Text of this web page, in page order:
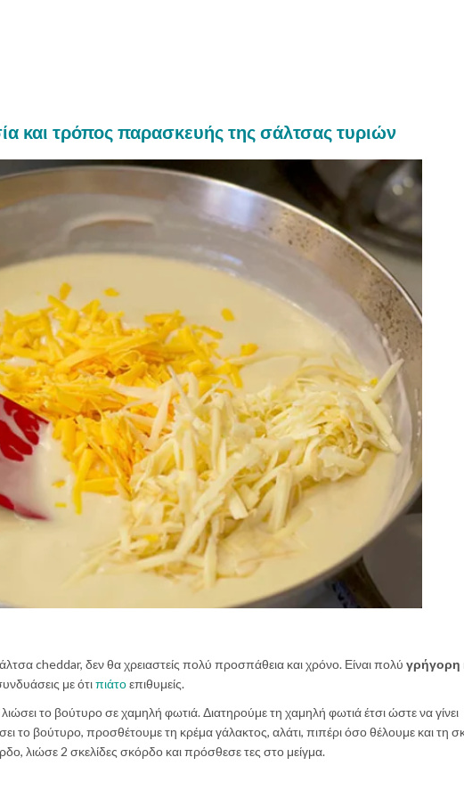
και τρόπος παρασκευής της σάλτσας τυριών
cheddar, δεν θα χρειαστείς πολύ προσπάθεια και χρόνο. Είναι πολύ γρήγορη
με ότιπιάτοεπιθυμείς.
το βούτυρο σε χαμηλή φωτιά. Διατηρούμε τη χαμηλή φωτιά έτσι ώστε να γίνει
το βούτυρο, προσθέτουμε τη κρέμα γάλακτος, αλάτι, πιπέρι όσο θέλουμε και τη
λιώσε 2 σκελίδες σκόρδο και πρόσθεσε τες στο μείγμα.